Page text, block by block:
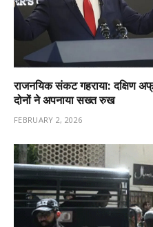
राजनयिक संकट गहराया: दक्षिण
दोनों ने अपनाया सख्त रुख
FEBRUARY 2, 2026